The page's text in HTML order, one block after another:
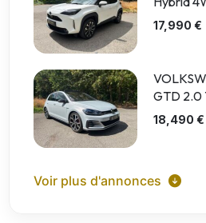
17,990 €
GTD 2.0
18,490 €
Voir plus d'annonces